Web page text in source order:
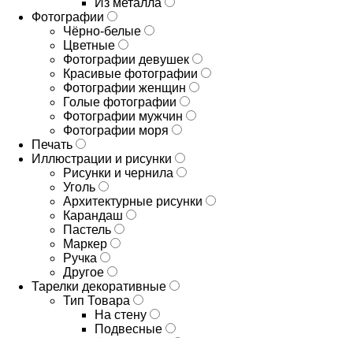
Из металла
Фотографии
Чёрно-белые
Цветные
Фотографии девушек
Красивые фотографии
Фотографии женщин
Голые фотографии
Фотографии мужчин
Фотографии моря
Печать
Иллюстрации и рисунки
Рисунки и чернила
Уголь
Архитектурные рисунки
Карандаш
Пастель
Маркер
Ручка
Другое
Тарелки декоративные
Тип Товара
На стену
Подвесные